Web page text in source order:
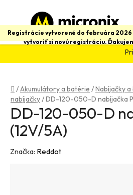
obsah
Registrácie vytvorené do februára
vytvoriť si novú registráciu.
Domov
/Akumulátory a batérie /Nabíjačky
nabíjačky/DD-120-050-D nabíjačka
DD-120-050-D
(12V/5A)
Značka: Reddot